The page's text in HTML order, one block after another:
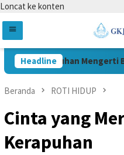
Loncat ke konten
HeadlineTuhan Mengerti
Beranda ROTI HIDUP
Cinta yang
Kerapuhan